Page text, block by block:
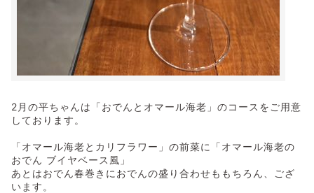
2月の平ちゃんは「おでんとオマール海老」のコースをご用意
しております。
「オマール海老とカリフラワー」の前菜に「オマール海老の
おでん ブイヤベース風」
あとはおでん春巻きにおでんの盛り合わせももちろん、ござ
います。